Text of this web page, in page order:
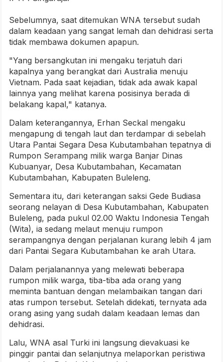
Sebelumnya, saat ditemukan WNA tersebut sudah
dalam keadaan yang sangat lemah dan dehidrasi serta
tidak membawa dokumen apapun.
"Yang bersangkutan ini mengaku terjatuh dari
kapalnya yang berangkat dari Australia menuju
Vietnam. Pada saat kejadian, tidak ada awak kapal
lainnya yang melihat karena posisinya berada di
belakang kapal," katanya.
Dalam keterangannya, Erhan Seckal mengaku
mengapung di tengah laut dan terdampar di sebelah
Utara Pantai Segara Desa Kubutambahan tepatnya di
Rumpon Serampang milik warga Banjar Dinas
Kubuanyar, Desa Kubutambahan, Kecamatan
Kubutambahan, Kabupaten Buleleng.
Sementara itu, dari keterangan saksi Gede Budiasa
seorang nelayan di Desa Kubutambahan, Kabupaten
Buleleng, pada pukul 02.00 Waktu Indonesia Tengah
(Wita), ia sedang melaut menuju rumpon
serampangnya dengan perjalanan kurang lebih 4 jam
dari Pantai Segara Kubutambahan ke arah Utara.
Dalam perjalanannya yang melewati beberapa
rumpon milik warga, tiba-tiba ada orang yang
meminta bantuan dengan melambaikan tangan dari
atas rumpon tersebut. Setelah didekati, ternyata ada
orang asing yang sudah dalam keadaan lemas dan
dehidrasi.
Lalu, WNA asal Turki ini langsung dievakuasi ke
pinggir pantai dan selanjutnya melaporkan peristiwa